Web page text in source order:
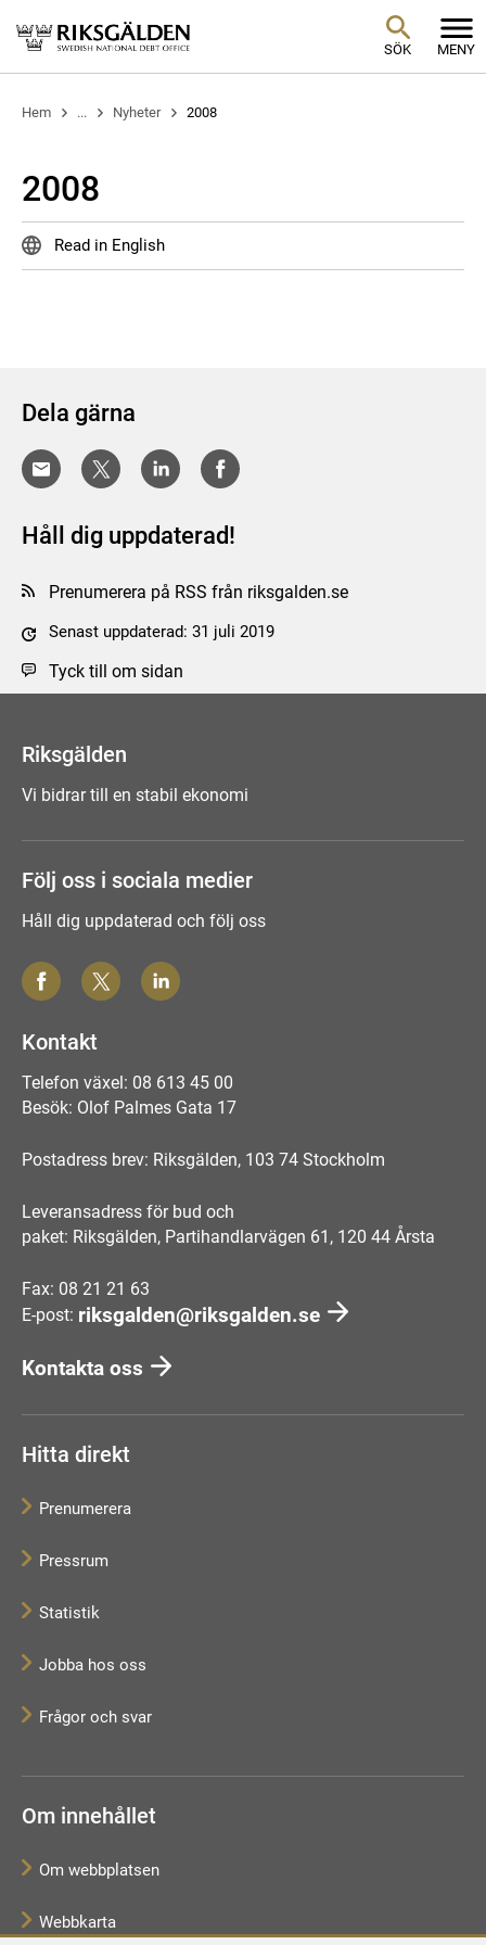
SÖK MENY
Hem ... Nyheter 2008
2008
Read in English
Dela gärna
Håll dig uppdaterad!
Prenumerera på RSS från riksgalden.se
Senast uppdaterad: 31 juli 2019
Tyck till om sidan
Riksgälden
Vi bidrar till en stabil ekonomi
Följ oss i sociala medier
Håll dig uppdaterad och följ oss
Kontakt
Telefon växel: 08 613 45 00
Besök: Olof Palmes Gata 17
Postadress brev: Riksgälden, 103 74 Stockholm
Leveransadress för bud och
paket: Riksgälden, Partihandlarvägen 61, 120 44 Årsta
Fax: 08 21 21 63
E-post: riksgalden@riksgalden.se
Kontakta oss
Hitta direkt
Prenumerera
Pressrum
Statistik
Jobba hos oss
Frågor och svar
Om innehållet
Om webbplatsen
Webbkarta